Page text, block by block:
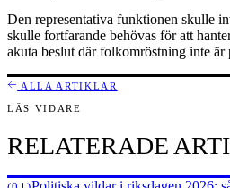
Den representativa funktionen skulle
skulle fortfarande behövas för att
akuta beslut där folkomröstning inte är
ALLA ARTIKLAR
LÄS VIDARE
RELATERADE